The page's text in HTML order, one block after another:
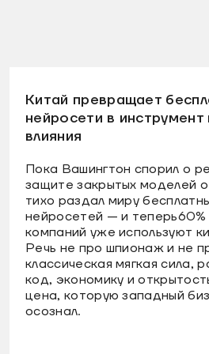
Китай превращает
нейросети в инструмент
влияния
Пока Вашингтон спорил о
защите закрытых моделей
тихо раздал миру
нейросетей — и теперь60%
компаний уже используют
Речь не про шпионаж и не
классическая мягкая сила,
код, экономику и
цена, которую западный
осознал.